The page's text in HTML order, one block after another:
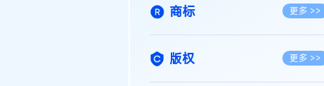
商标 更多 >>
版权 更多 >>